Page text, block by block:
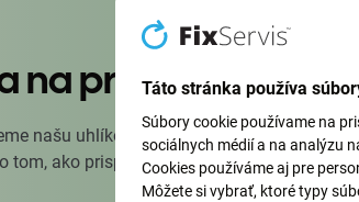
na prvom mieste
našu uhlíkovú stopu, aby sme chránili
tom, ako prispôsobujeme naše procesy, aby
Táto stránka používa
Súbory cookie používame na
sociálnych médií a na analýzu
Cookies používáme aj pre
Môžete si vybrať, ktoré typy